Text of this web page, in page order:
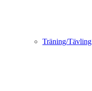
Träning/Tävling